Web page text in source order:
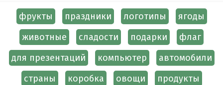
фрукты праздники логотипы
ягоды
животные
сладости подарки
флаг
для презентаций
компьютер
автомобили
страны
коробка овощи
продукты